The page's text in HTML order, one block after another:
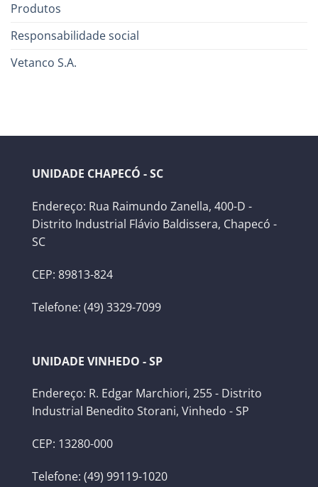
Produtos
Responsabilidade social
Vetanco S.A.
UNIDADE CHAPECÓ - SC
Endereço: Rua Raimundo Zanella, 400-D -
Distrito Industrial Flávio Baldissera, Chapecó -
SC
CEP: 89813-824
Telefone: (49) 3329-7099
UNIDADE VINHEDO - SP
Endereço: R. Edgar Marchiori, 255 - Distrito
Industrial Benedito Storani, Vinhedo - SP
CEP: 13280-000
Telefone: (49) 99119-1020